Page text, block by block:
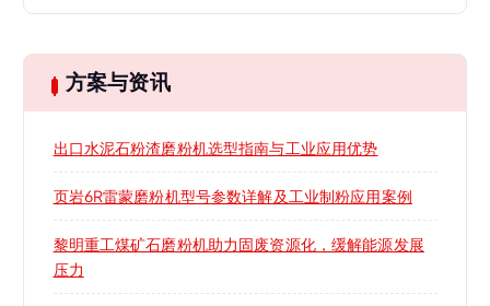
方案与资讯
出口水泥石粉渣磨粉机选型指南与工业应用优势
页岩6R雷蒙磨粉机型号参数详解及工业制粉应用案例
黎明重工煤矿石磨粉机助力固废资源化，缓解能源发展
压力